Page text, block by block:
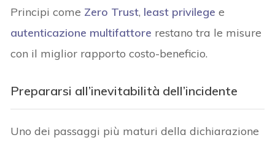
Principi come Zero Trust, least privilege e
autenticazione multifattore restano tra le misure
con il miglior rapporto costo-beneficio.
Prepararsi all’inevitabilità dell’incidente
Uno dei passaggi più maturi della dichiarazione